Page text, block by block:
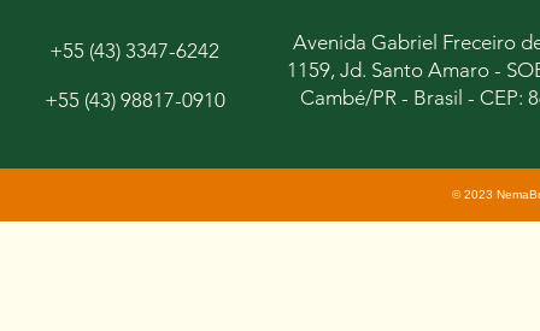
+55 (43) 3347-6242
+55 (43) 98817-0910
Avenida Gabriel Freceiro
1159, Jd. Santo Amaro -
Cambé/PR - Brasil - CEP:
© 2023